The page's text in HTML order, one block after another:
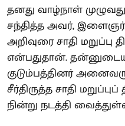
தனது வாழ்நாள்
சந்தித்த அவர்,
அறிவுரை சாதி
என்பதுதான்.
குடும்பத்தினர்
சீர்திருத்த சாதி
நின்று நடத்தி